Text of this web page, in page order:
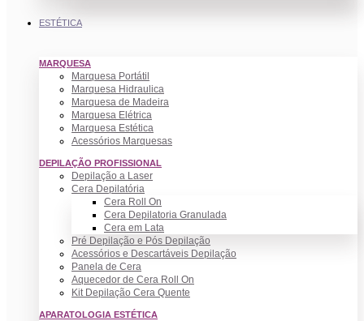
ESTÉTICA
MARQUESA
Marquesa Portátil
Marquesa Hidraulica
Marquesa de Madeira
Marquesa Elétrica
Marquesa Estética
Acessórios Marquesas
DEPILAÇÃO PROFISSIONAL
Depilação a Laser
Cera Depilatória
Cera Roll On
Cera Depilatoria Granulada
Cera em Lata
Pré Depilação e Pós Depilação
Acessórios e Descartáveis Depilação
Panela de Cera
Aquecedor de Cera Roll On
Kit Depilação Cera Quente
APARATOLOGIA ESTÉTICA